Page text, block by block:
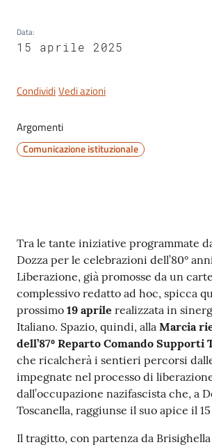
argomenti
Seguici
Data:
15 aprile 2025
CondividiVedi azioni
Argomenti
Comunicazione istituzionale
Contenuto
Tra le tante iniziative programmate
Dozza per le celebrazioni dell’80°
Liberazione, già promosse da un
complessivo redatto ad hoc, spicca
prossimo 19 aprile realizzata in
Italiano. Spazio, quindi, alla Marcia
dell’87º Reparto Comando Supporti
che ricalcherà i sentieri percorsi
impegnate nel processo di
dall’occupazione nazifascista che, a
Toscanella, raggiunse il suo apice il
Il tragitto, con partenza da Brisighella